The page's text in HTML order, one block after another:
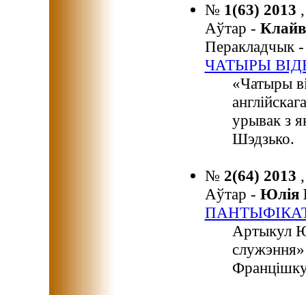
№ 1(63) 2013
Аўтар -
Перакладчык
ЧАТЫРЫ
«Чатыры
урывак з
Шэдзько.
№ 2(64) 2013
Аўтар -
Артыкул